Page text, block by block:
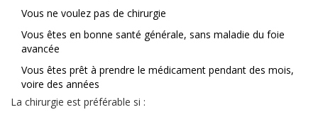
Vous ne voulez pas de chirurgie
Vous êtes en bonne santé générale, sans maladie du foie
avancée
Vous êtes prêt à prendre le médicament pendant des mois,
voire des années
La chirurgie est préférable si :